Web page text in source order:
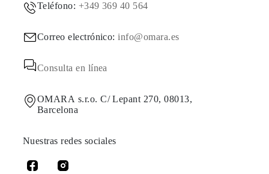
Teléfono: +349 369 40 564
Correo electrónico:info@omara.es
Consulta en línea
OMARA s.r.o. C/ Lepant 270, 08013,
Barcelona
Nuestras redes sociales